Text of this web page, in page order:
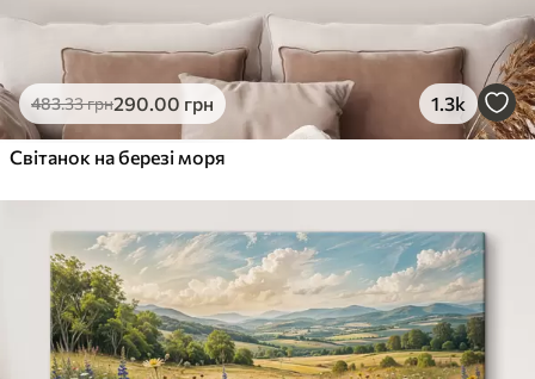
483.33грн290.00 грн 1.3k
Світанок на березі моря